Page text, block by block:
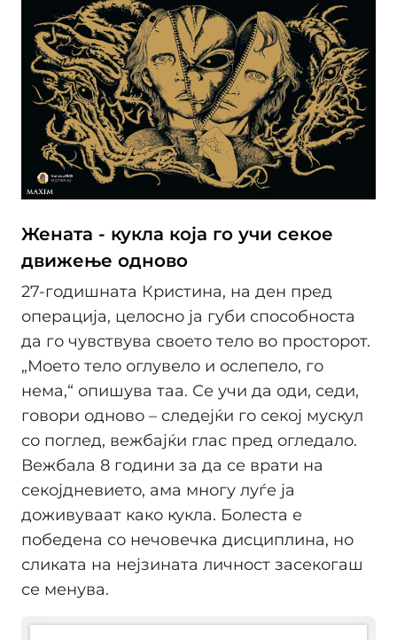
Жената - кукла која го учи секое
движење одново
27-годишната Кристина, на ден пред
операција, целосно ја губи способноста
да го чувствува своето тело во просторот.
„Моето тело оглувело и ослепело, го
нема,“ опишува таа. Се учи да оди, седи,
говори одново – следејќи го секој мускул
со поглед, вежбајќи глас пред огледало.
Вежбала 8 години за да се врати на
секојдневието, ама многу луѓе ја
доживуваат како кукла. Болеста е
победена со нечовечка дисциплина, но
сликата на нејзината личност засекогаш
се менува.